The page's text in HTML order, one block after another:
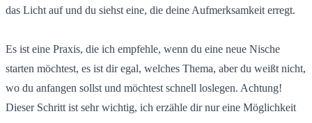
das Licht auf und du siehst eine, die deine Aufmerksamkeit erregt.
Es ist eine Praxis, die ich empfehle, wenn du eine neue Nische
starten möchtest, es ist dir egal, welches Thema, aber du weißt nicht,
wo du anfangen sollst und möchtest schnell loslegen. Achtung!
Dieser Schritt ist sehr wichtig, ich erzähle dir nur eine Möglichkeit